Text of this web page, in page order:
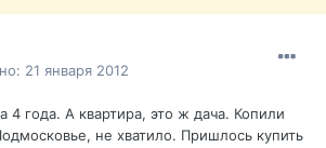
21 января 2012
4 года. А квартира, это ж дача. Копили
не хватило. Пришлось купить